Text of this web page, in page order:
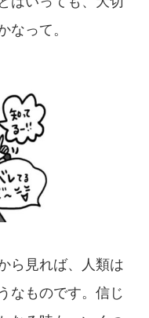
なって。
ら見れば、人類は
なものです。信じ